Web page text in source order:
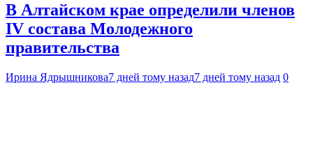
В Алтайском крае определили членов
IV состава Молодежного
правительства
Ирина Ядрышникова7 дней тому назад7 дней тому назад 0